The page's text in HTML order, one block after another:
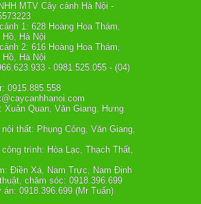
MTV Cây cảnh Hà Nội -
1: 628 Hoàng Hoa Thám,
Hà Nội
2: 616 Hoàng Hoa Thám,
Hà Nội
- 0981.525.055 - (04)
0915.885.558
Xuân Quan, Văn Giang, Hưng
thất: Phụng Công, Văn Giang,
trình: Hòa Lạc, Thạch Thất,
Điền Xá, Nam Trực, Nam Định
chăm sóc: 0918.396.699
án: 0918.396.699 (Mr Tuấn)